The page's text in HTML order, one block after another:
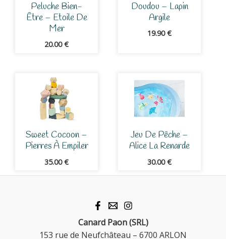
Peluche Bien-
Être – Etoile De
Mer
20.00€
Doudou – Lapin
Argile
19.90€
Sweet Cocoon –
Pierres À Empiler
35.00€
Jeu De Pêche –
Alice La Renarde
30.00€
Canard Paon (SRL)
153 rue de Neufchâteau – 6700 ARLON